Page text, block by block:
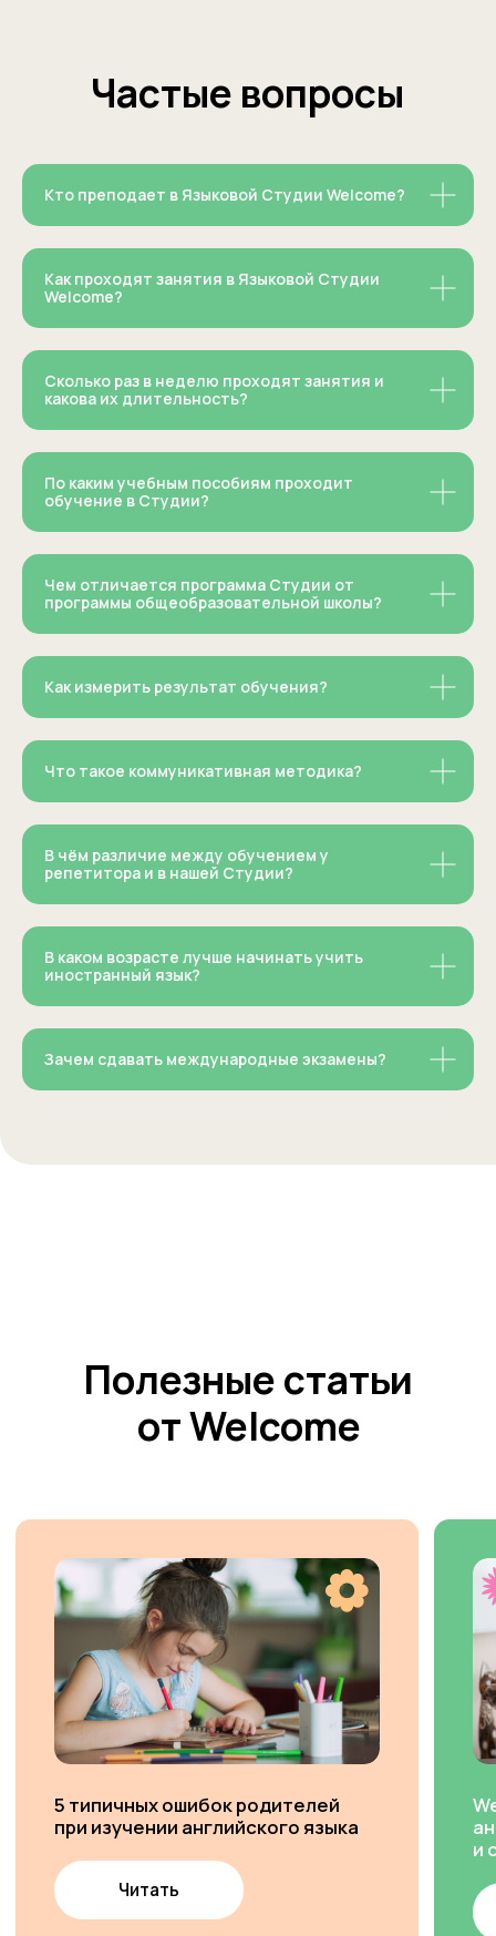
Кто преподает в Языковой Студии Welcome?
Как проходят занятия в Языковой Студии
Welcome?
Сколько раз в неделю проходят занятия и
какова их длительность?
По каким учебным пособиям проходит
обучение в Студии?
Чем отличается программа Студии от
программы общеобразовательной школы?
Как измерить результат обучения?
Что такое коммуникативная методика?
В чём различие между обучением у
репетитора и в нашей Студии?
В каком возрасте лучше начинать учить
иностранный язык?
Зачем сдавать международные экзамены?